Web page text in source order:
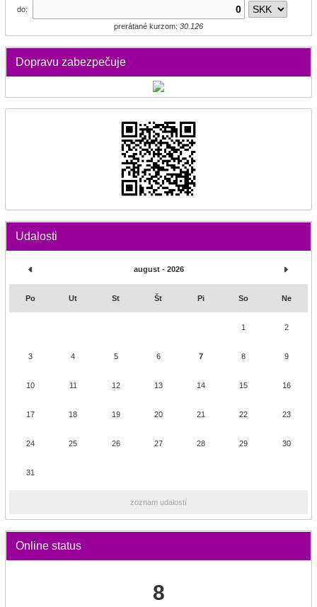
do:
prerátané kurzom: 30.126
Dopravu zabezpečuje
Udalosti
august - 2026
Po Ut St Št Pi So Ne
1 2
3 4 5 6 7 8 9
10 11 12 13 14 15 16
17 18 19 20 21 22 23
24 25 26 27 28 29 30
31
zoznam udalostí
Online status
8